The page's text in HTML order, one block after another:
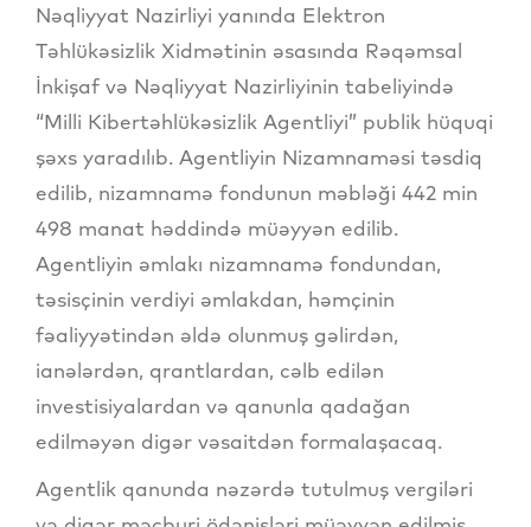
Nəqliyyat Nazirliyi yanında Elektron
Təhlükəsizlik Xidmətinin əsasında Rəqəmsal
İnkişaf və Nəqliyyat Nazirliyinin tabeliyində
“Milli Kibertəhlükəsizlik Agentliyi” publik hüquqi
şəxs yaradılıb. Agentliyin Nizamnaməsi təsdiq
edilib, nizamnamə fondunun məbləği 442 min
498 manat həddində müəyyən edilib.
Agentliyin əmlakı nizamnamə fondundan,
təsisçinin verdiyi əmlakdan, həmçinin
fəaliyyətindən əldə olunmuş gəlirdən,
ianələrdən, qrantlardan, cəlb edilən
investisiyalardan və qanunla qadağan
edilməyən digər vəsaitdən formalaşacaq.
Agentlik qanunda nəzərdə tutulmuş vergiləri